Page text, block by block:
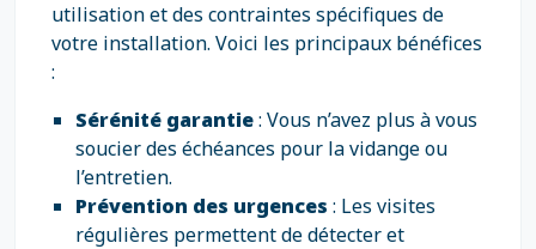
utilisation et des contraintes spécifiques de
votre installation. Voici les principaux bénéfices
:
Sérénité garantie: Vous n’avez plus à vous
soucier des échéances pour la vidange ou
l’entretien.
Prévention des urgences : Les visites
régulières permettent de détecter et